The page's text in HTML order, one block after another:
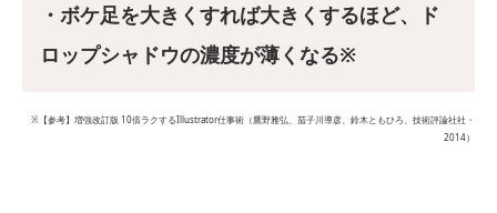
・ボケ足を大きくすれば大きくするほど、ド
ロップシャドウの濃度が薄くなる※
※【参考】増強改訂版 10倍ラクするIllustrator仕事術（鷹野雅弘、茄子川導彦、鈴木ともひろ、技術評論社社・
2014）